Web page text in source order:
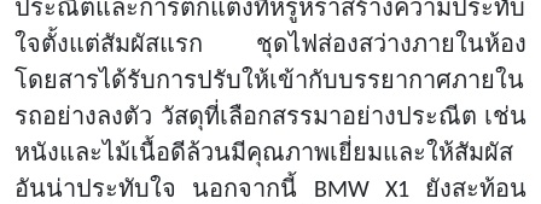
ประณีตและการตกแต่งที่หรูหราสร้างความประทับ
ใจตั้งแต่สัมผัสแรก ชุดไฟส่องสว่างภายในห้อง
โดยสารได้รับการปรับให้เข้ากับบรรยากาศภายใน
รถอย่างลงตัว วัสดุที่เลือกสรรมาอย่างประณีต เช่น
หนังและไม้เนื้อดีล้วนมีคุณภาพเยี่ยมและให้สัมผัส
อันน่าประทับใจ นอกจากนี้ BMW X1 ยังสะท้อน